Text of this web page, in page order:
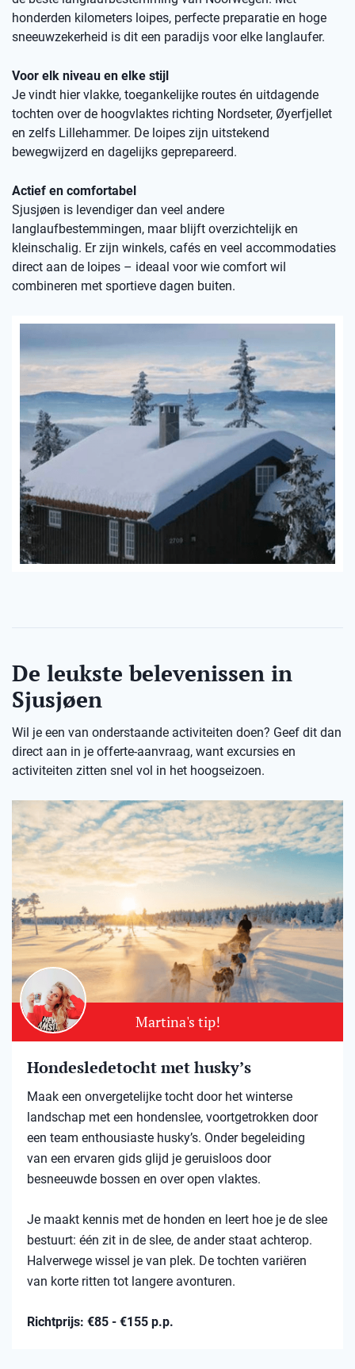
honderden kilometers loipes, perfecte preparatie en hoge
sneeuwzekerheid is dit een paradijs voor elke langlaufer.
Voor elk niveau en elke stijl
Je vindt hier vlakke, toegankelijke routes én uitdagende
tochten over de hoogvlaktes richting Nordseter, Øyerfjellet
en zelfs Lillehammer. De loipes zijn uitstekend
bewegwijzerd en dagelijks geprepareerd.
Actief en comfortabel
Sjusjøen is levendiger dan veel andere
langlaufbestemmingen, maar blijft overzichtelijk en
kleinschalig. Er zijn winkels, cafés en veel accommodaties
direct aan de loipes – ideaal voor wie comfort wil
combineren met sportieve dagen buiten.
De leukste belevenissen in
Sjusjøen
Wil je een van onderstaande activiteiten doen? Geef dit dan
direct aan in je offerte-aanvraag, want excursies en
activiteiten zitten snel vol in het hoogseizoen.
Martina's tip!
Hondesledetocht met husky’s
Maak een onvergetelijke tocht door het winterse
landschap met een hondenslee, voortgetrokken door
een team enthousiaste husky’s. Onder begeleiding
van een ervaren gids glijd je geruisloos door
besneeuwde bossen en over open vlaktes.
Je maakt kennis met de honden en leert hoe je de slee
bestuurt: één zit in de slee, de ander staat achterop.
Halverwege wissel je van plek. De tochten variëren
van korte ritten tot langere avonturen.
Richtprijs: €85 - €155 p.p.